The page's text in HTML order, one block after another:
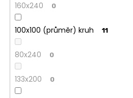
160x240 0
100x100 (průměr) kruh 11
80x240 0
133x200 0